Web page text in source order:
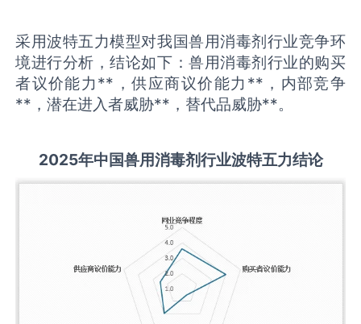
采用波特五力模型对我国兽用消毒剂行业竞争环
境进行分析，结论如下：兽用消毒剂行业的购买
者议价能力**，供应商议价能力**，内部竞争
**，潜在进入者威胁**，替代品威胁**。
2025年中国兽用消毒剂行业波特五力结论